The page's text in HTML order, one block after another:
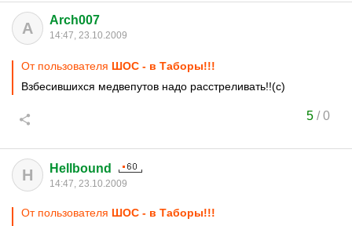
A Arch007
14:47, 23.10.2009
От пользователя ШОС - в Таборы!!!
Взбесившихся медвепутов надо расстреливать!!(с)
5/0
H Hellbound
14:47, 23.10.2009
От пользователя ШОС - в Таборы!!!